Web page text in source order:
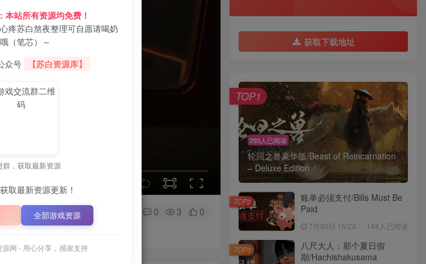
0 3 0
获取下载地址
293人已阅读
轮回之兽豪华版/Beast of Reincarnation
– Deluxe Edition
TOP1
账单必须支付/Bills Must Be
Paid
7月30日 15:23 144人已阅读
TOP2
八尺大人：那个夏日假
期/Hachishakusama
TOP3
本站所有资源均免费！
疼苏白熬夜整理可自愿请喝奶
（笔芯）～
众号
【苏白资源库】
群，获取最新资源
取最新资源更新！
全部游戏资源
网 - 用心分享，感谢支持